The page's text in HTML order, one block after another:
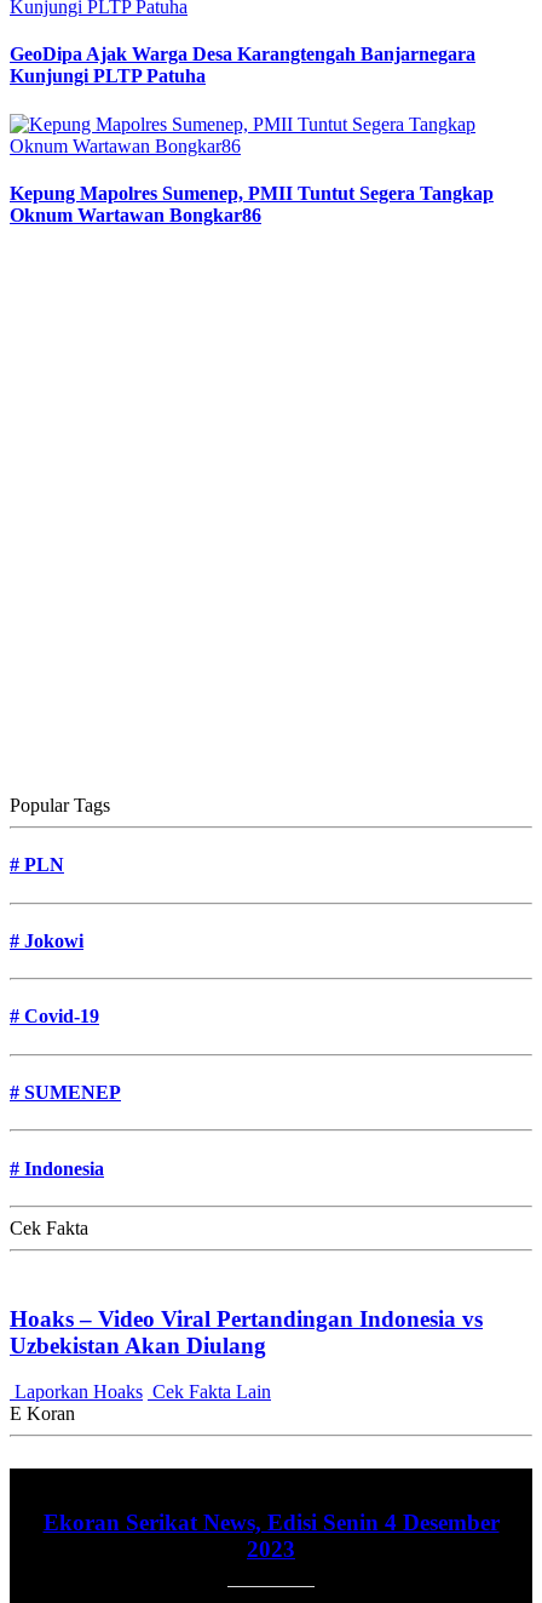
GeoDipa Ajak Warga Desa Karangtengah Banjarnegara
Kunjungi PLTP Patuha
Kepung Mapolres Sumenep, PMII Tuntut Segera Tangkap
Oknum Wartawan Bongkar86
Popular Tags
# PLN
# Jokowi
# Covid-19
# SUMENEP
# Indonesia
Cek Fakta
Hoaks – Video Viral Pertandingan Indonesia vs
Uzbekistan Akan Diulang
Laporkan Hoaks Cek Fakta Lain
E Koran
Ekoran Serikat News, Edisi Senin 4 Desember
2023